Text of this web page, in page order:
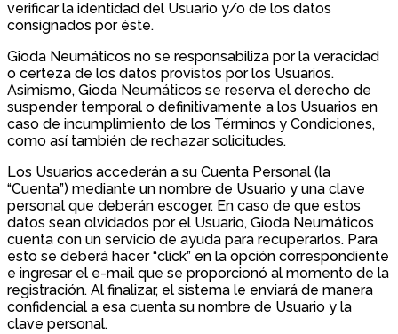
verificar la identidad del Usuario y/o de los datos
consignados por éste.
Gioda Neumáticos no se responsabiliza por la veracidad
o certeza de los datos provistos por los Usuarios.
Asimismo, Gioda Neumáticos se reserva el derecho de
suspender temporal o definitivamente a los Usuarios en
caso de incumplimiento de los Términos y Condiciones,
como así también de rechazar solicitudes.
Los Usuarios accederán a su Cuenta Personal (la
“Cuenta”) mediante un nombre de Usuario y una clave
personal que deberán escoger. En caso de que estos
datos sean olvidados por el Usuario, Gioda Neumáticos
cuenta con un servicio de ayuda para recuperarlos. Para
esto se deberá hacer “click” en la opción correspondiente
e ingresar el e-mail que se proporcionó al momento de la
registración. Al finalizar, el sistema le enviará de manera
confidencial a esa cuenta su nombre de Usuario y la
clave personal.